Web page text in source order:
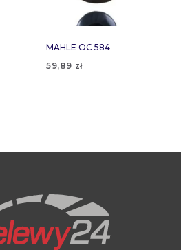
MAHLE OC 584
59,89 zł